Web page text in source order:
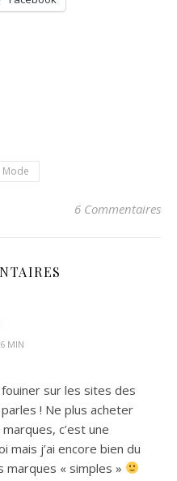
Mode
6 Commentaires
MIN
fouiner sur les sites des
! Ne plus acheter
c’est une
mais j’ai encore bien du
marques « simples »